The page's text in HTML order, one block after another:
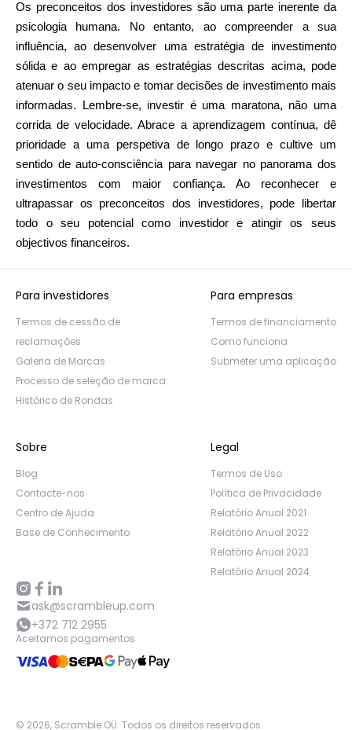
Os preconceitos dos investidores são uma parte inerente da
psicologia humana. No entanto, ao compreender a sua
influência, ao desenvolver uma estratégia de investimento
sólida e ao empregar as estratégias descritas acima, pode
atenuar o seu impacto e tomar decisões de investimento mais
informadas. Lembre-se, investir é uma maratona, não uma
corrida de velocidade. Abrace a aprendizagem contínua, dê
prioridade a uma perspetiva de longo prazo e cultive um
sentido de auto-consciência para navegar no panorama dos
investimentos com maior confiança. Ao reconhecer e
ultrapassar os preconceitos dos investidores, pode libertar
todo o seu potencial como investidor e atingir os seus
objectivos financeiros.
Para investidores
Termos de cessão de
reclamações
Galeria de Marcas
Processo de seleção de marca
Histórico de Rondas
Para empresas
Termos de financiamento
Como funciona
Submeter uma aplicação
Sobre
Blog
Contacte-nos
Centro de Ajuda
Base de Conhecimento
Legal
Termos de Uso
Política de Privacidade
Relatório Anual 2021
Relatório Anual 2022
Relatório Anual 2023
Relatório Anual 2024
ask@scrambleup.com
+372 712 2955
Aceitamos pagamentos
© 2026, Scramble OÜ. Todos os direitos reservados.